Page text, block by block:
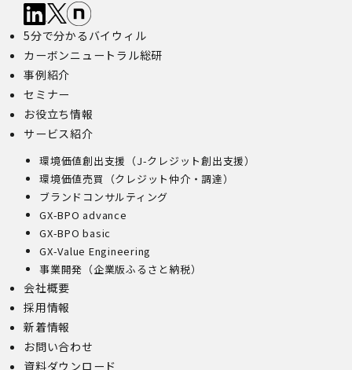
5分で分かるバイウィル
カーボンニュートラル総研
事例紹介
セミナー
お役立ち情報
サービス紹介
環境価値創出支援（J-クレジット創出支援）
環境価値売買（クレジット仲介・調達）
ブランドコンサルティング
GX-BPO advance
GX-BPO basic
GX-Value Engineering
事業開発（企業版ふるさと納税）
会社概要
採用情報
新着情報
お問い合わせ
資料ダウンロード